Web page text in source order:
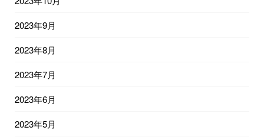
2023年9月
2023年8月
2023年7月
2023年6月
2023年5月